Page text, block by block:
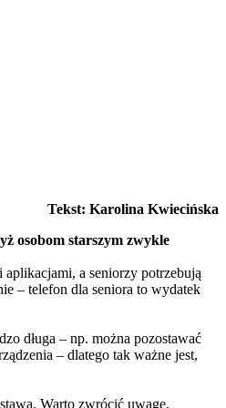
Tekst: Karolina Kwiecińska
osobom starszym zwykle
a seniorzy potrzebują
– telefon dla seniora to wydatek
długa – np. można pozostawać
– dlatego tak ważne jest,
Warto zwrócić uwagę,